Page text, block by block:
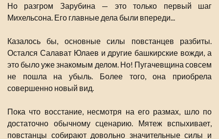
Но разгром Зарубина — это только первый шаг
Михельсона. Его главные дела были впереди...
Казалось бы, основные силы повстанцев разбиты.
Остался Салават Юлаев и другие башкирские вожди, а
это было уже знакомым делом. Но! Пугачевщина совсем
не пошла на убыль. Более того, она приобрела
совершенно новый вид.
Пока что восстание, несмотря на его размах, шло по
достаточно обычному сценарию. Мятеж вспыхивает,
повстанцы собирают довольно значительные силы и